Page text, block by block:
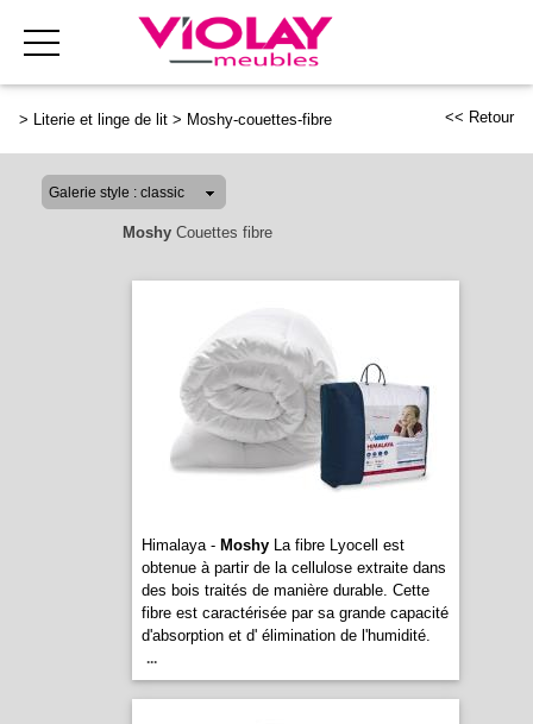
> Literie et linge de lit > Moshy-couettes-fibre << Retour
MoshyCouettes fibre
Himalaya - MoshyLa fibre Lyocell est
obtenue à partir de la cellulose extraite dans
des bois traités de manière durable. Cette
fibre est caractérisée par sa grande capacité
d'absorption et d' élimination de l'humidité.
...